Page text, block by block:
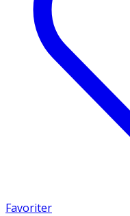
Favoriter